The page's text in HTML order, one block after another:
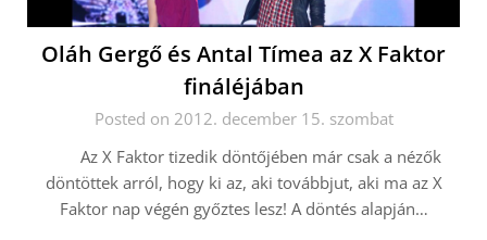
Oláh Gergő és Antal Tímea az X Faktor
fináléjában
Posted on 2012. december 15. szombat
Az X Faktor tizedik döntőjében már csak a nézők
döntöttek arról, hogy ki az, aki továbbjut, aki ma az X
Faktor nap végén győztes lesz! A döntés alapján…